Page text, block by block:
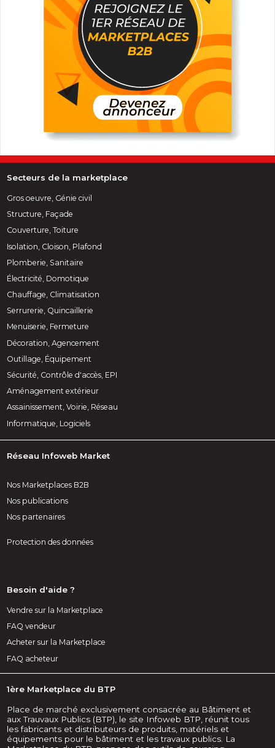
Secteurs de la marketplace
Gros oeuvre, Génie civil
Structure, Façade
Couverture, Toiture
Isolation, Cloison, Plafond
Plomberie, Sanitaire
Électricité, Domotique
Chauffage, Climatisation
Serrurerie, Quincaillerie
Menuiserie, Fermeture
Décoration, Agencement
Outillage, Équipement
Sécurité, Contrôle d'accès, EPI
Aménagement extérieur
Assainissement, Voirie, Réseau
Informatique, Logiciels
Réseau Infoweb Market
Nos Marketplaces B2B
Nos publications
Nos partenaires
Protection des données
Besoin d'aide ?
Vendre sur la Marketplace
FAQ vendeur
Acheter sur la Marketplace
FAQ acheteur
1ère Marketplace du BTP
Place de marché exclusivement consacrée au Bâtiment et
aux Trauvaux Publics (BTP), le site Infoweb BTP, réunit tous
les fabricants et distributeurs de produits, matériels et
équipements pour le bâtiment et les travaux publics. La